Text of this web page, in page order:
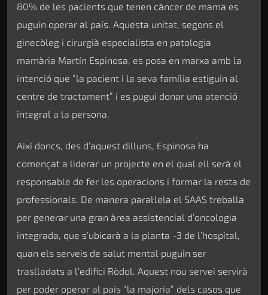
80% de les pacients que tenen càncer de mama es
puguin operar al país. Aquesta unitat, segons el
ginecòleg i cirurgià especialista en patologia
mamària Martín Espinosa, es posa en marxa amb la
intenció que “la pacient i la seva família estiguin al
centre de tractament” i es pugui donar una atenció
integral a la persona.
Així doncs, des d’aquest dilluns, Espinosa ha
començat a liderar un projecte en el qual ell serà el
responsable de fer les operacions i formar la resta de
professionals. De manera paral·lela el SAAS treballa
per generar una gran àrea assistencial d’oncologia
integrada, que s’ubicarà a la planta -3 de l’hospital,
quan els serveis de salut mental puguin ser
traslladats a l’edifici Ròdol. Aquest nou servei servirà
per poder operar al país “la majoria” dels casos que